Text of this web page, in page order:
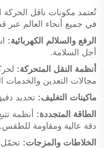
تُعتمد مكونات ناقل
في جميع أنحاء العالم عبر
الرفع والسلالم الكهربائية:
أجل السلامة.
أنظمة النقل المتحركة:
مجالات التعدين والخدمات
ماكينات التغليف: تحديد
الطاقة المتجددة:
أنظمة
دقة عالية ومقاومة للطقس.
الخلاطات والمزجات: تحمّل